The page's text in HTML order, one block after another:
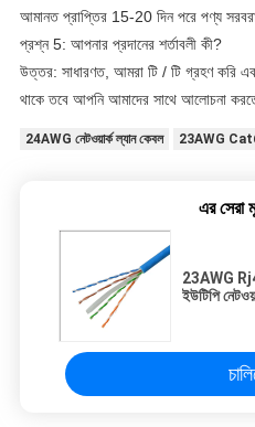
আমানত প্রাপ্তির 15-20 দিন পরে পণ্য
প্রশ্ন 5: আপনার প্রদানের শর্তাবলী কী?
উত্তর: সাধারণত, আমরা টি / টি গ্রহণ করি
থাকে তবে আপনি আমাদের সাথে আলোচনা
24AWG নেটওয়ার্ক ল্যান কেবল 23AWG
এর সেরা
23AWG
ইউটিপি